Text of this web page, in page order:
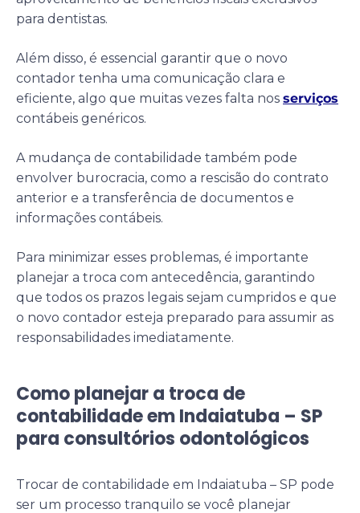
para dentistas.
Além disso, é essencial garantir que o novo
contador tenha uma comunicação clara e
eficiente, algo que muitas vezes falta nos serviços
contábeis genéricos.
A mudança de contabilidade também pode
envolver burocracia, como a rescisão do contrato
anterior e a transferência de documentos e
informações contábeis.
Para minimizar esses problemas, é importante
planejar a troca com antecedência, garantindo
que todos os prazos legais sejam cumpridos e que
o novo contador esteja preparado para assumir as
responsabilidades imediatamente.
Como planejar a troca de
contabilidade em Indaiatuba – SP
para consultórios odontológicos
Trocar de contabilidade em Indaiatuba – SP pode
ser um processo tranquilo se você planejar